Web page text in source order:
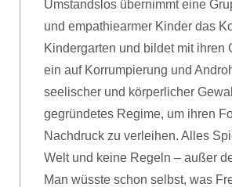
Umstandslos übernimmt eine
und empathiearmer Kinder das
Kindergarten und bildet mit ihren
ein auf Korrumpierung und
seelischer und körperlicher
gegründetes Regime, um ihren
Nachdruck zu verleihen. Alles
Welt und keine Regeln – außer
Man wüsste schon selbst, was